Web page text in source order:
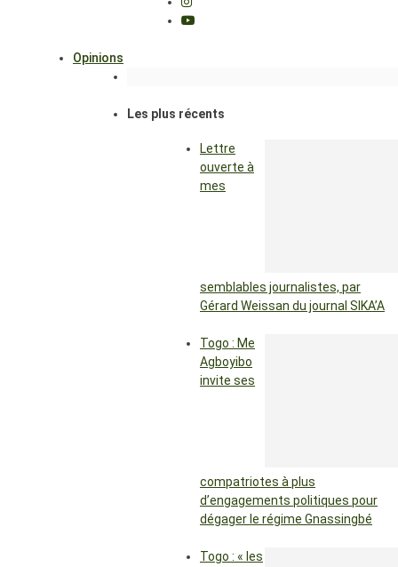
Opinions
Les plus récents
Lettre
ouverte à
mes
semblables journalistes, par
Gérard Weissan du journal SIKA’A
Togo : Me
Agboyibo
invite ses
compatriotes à plus
d’engagements politiques pour
dégager le régime Gnassingbé
Togo : « les